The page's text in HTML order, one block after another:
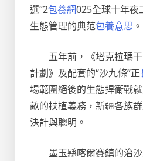
選“2包養網025全球十年夜
生態管理的典范包養意思 。
五年前，《塔克拉瑪
計劃》及配套的“沙九條”正
場範圍絕後的生態捍衛戰
畝的扶植義務，新疆各族
決計與聰明。
墨玉縣喀爾賽鎮的治